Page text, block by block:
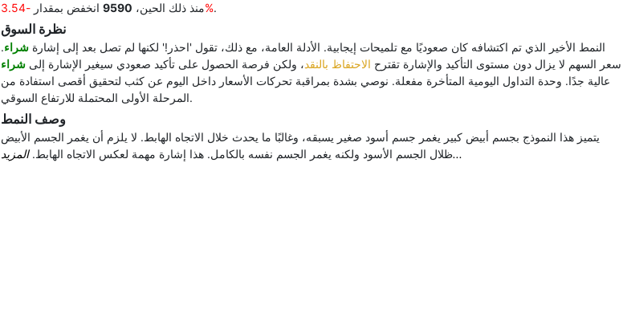
منذ ذلك الحين، 9590 انخفض بمقدار -3.54%.
نظرة السوق
النمط الأخير الذي تم اكتشافه كان صعوديًا مع تلميحات إيجابية. الأدلة العامة، مع ذلك، تقول 'احذر!' لكنها لم تصل بعد إلى إشارة شراء.
سعر السهم لا يزال دون مستوى التأكيد والإشارة تقترح الاحتفاظ بالنقد، ولكن فرصة الحصول على تأكيد صعودي سيغير الإشارة إلى شراء
عالية جدًا. وحدة التداول اليومية المتأخرة مفعلة. نوصي بشدة بمراقبة تحركات الأسعار داخل اليوم عن كثب لتحقيق أقصى استفادة من
المرحلة الأولى المحتملة للارتفاع السوقي.
وصف النمط
يتميز هذا النموذج بجسم أبيض كبير يغمر جسم أسود صغير يسبقه، وغالبًا ما يحدث خلال الاتجاه الهابط. لا يلزم أن يغمر الجسم الأبيض
ظلال الجسم الأسود ولكنه يغمر الجسم نفسه بالكامل. هذا إشارة مهمة لعكس الاتجاه الهابط.المزيد...